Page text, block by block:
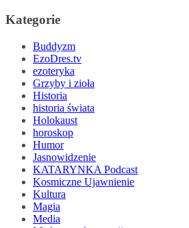
Kategorie
Buddyzm
EzoDres.tv
ezoteryka
Grzyby i zioła
Historia
historia świata
Holokaust
horoskop
Humor
Jasnowidzenie
KATARYNKA Podcast
Kosmiczne Ujawnienie
Kultura
Magia
Media